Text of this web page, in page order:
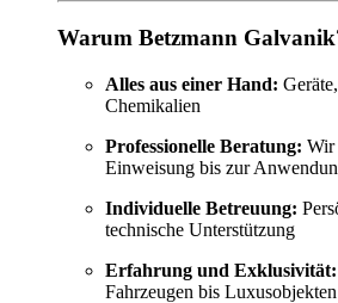
Warum Betzmann
Alles aus einer Hand:
Chemikalien
Professionelle Beratung: Wir
Einweisung bis zur
Individuelle Betreuung:
technische Unterstützung
Erfahrung und Exklusivität:
Fahrzeugen bis Luxusobjekten